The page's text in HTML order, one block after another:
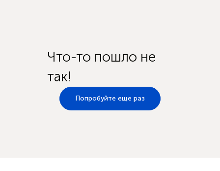
Что-то пошло не
так!
Попробуйте еще раз